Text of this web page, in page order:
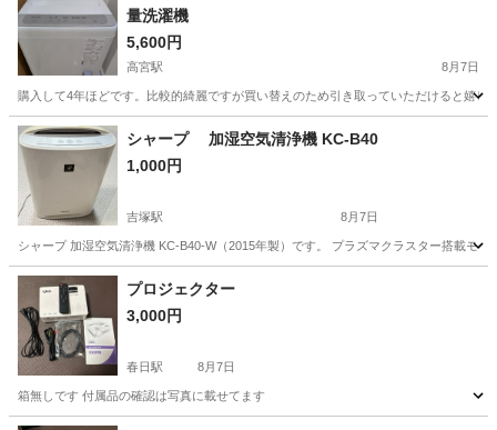
量洗濯機
5,600円
高宮駅 8月7日
購入して4年ほどです。比較的綺麗ですが買い替えのため引き取っていただけると嬉し
福岡 福岡市 生活家電 Panasonic
シャープ 加湿空気清浄機 KC-B40
1,000円
吉塚駅 8月7日
シャープ 加湿空気清浄機 KC-B40-W（2015年製）です。 プラズマクラスター搭載モ
福岡 福岡市 吉塚駅 季節、空調家電
プロジェクター
3,000円
春日駅 8月7日
箱無しです 付属品の確認は写真に載せてます